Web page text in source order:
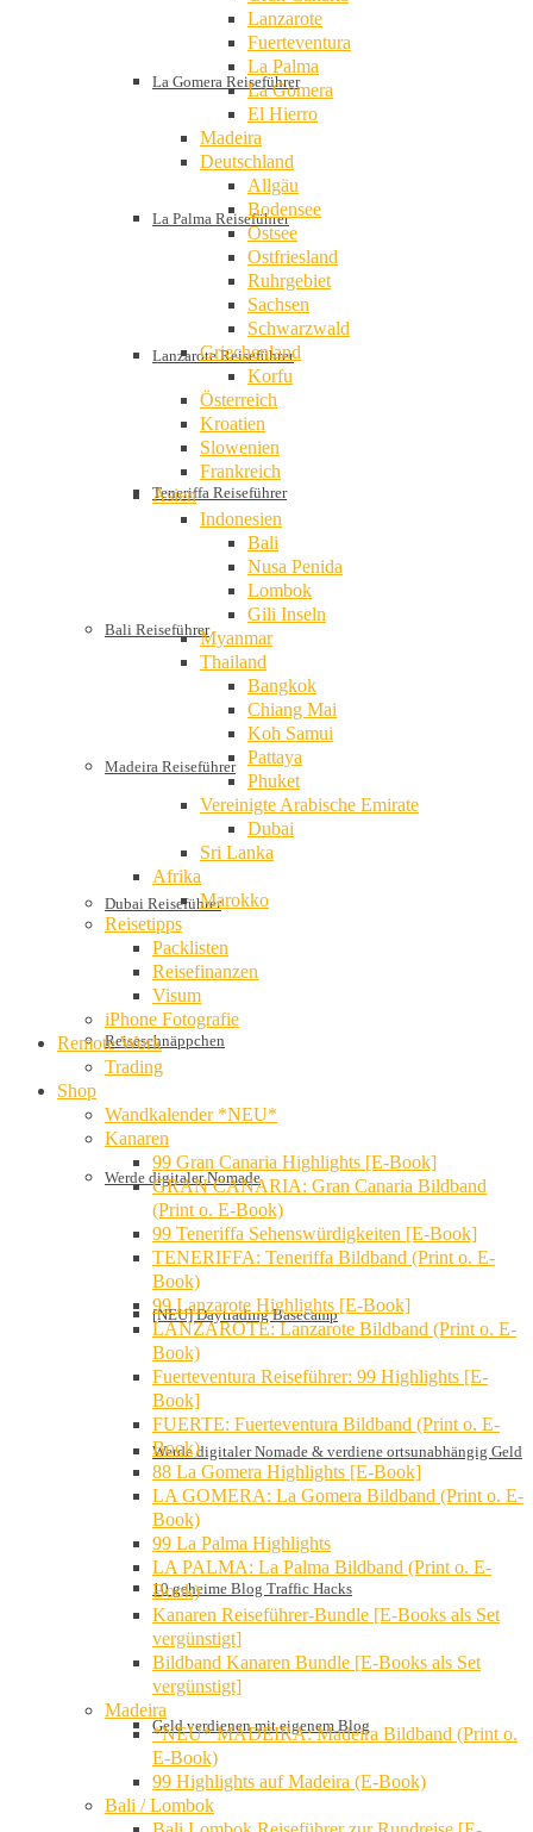
La Gomera Reiseführer
La Palma Reiseführer
Lanzarote Reiseführer
Teneriffa Reiseführer
Bali Reiseführer
Madeira Reiseführer
Dubai Reiseführer
Reiseschnäppchen
Werde digitaler Nomade
[NEU] Daytrading Basecamp
Werde digitaler Nomade & verdiene ortsunabhängig Geld
10 geheime Blog Traffic Hacks
Geld verdienen mit eigenem Blog
Lanzarote
Fuerteventura
La Palma
La Gomera
El Hierro
Madeira
Deutschland
Allgäu
Bodensee
Ostsee
Ostfriesland
Ruhrgebiet
Sachsen
Schwarzwald
Griechenland
Korfu
Österreich
Kroatien
Slowenien
Frankreich
Asien
Indonesien
Bali
Nusa Penida
Lombok
Gili Inseln
Myanmar
Thailand
Bangkok
Chiang Mai
Koh Samui
Pattaya
Phuket
Vereinigte Arabische Emirate
Dubai
Sri Lanka
Afrika
Marokko
Reisetipps
Packlisten
Reisefinanzen
Visum
iPhone Fotografie
Remote Work
Trading
Shop
Wandkalender *NEU*
Kanaren
99 Gran Canaria Highlights [E-Book]
GRAN CANARIA: Gran Canaria Bildband
(Print o. E-Book)
99 Teneriffa Sehenswürdigkeiten [E-Book]
TENERIFFA: Teneriffa Bildband (Print o. E-
Book)
99 Lanzarote Highlights [E-Book]
LANZAROTE: Lanzarote Bildband (Print o. E-
Book)
Fuerteventura Reiseführer: 99 Highlights [E-
Book]
FUERTE: Fuerteventura Bildband (Print o. E-
Book)
88 La Gomera Highlights [E-Book]
LA GOMERA: La Gomera Bildband (Print o. E-
Book)
99 La Palma Highlights
LA PALMA: La Palma Bildband (Print o. E-
Book)
Kanaren Reiseführer-Bundle [E-Books als Set
vergünstigt]
Bildband Kanaren Bundle [E-Books als Set
vergünstigt]
Madeira
*NEU* MADEIRA: Madeira Bildband (Print o.
E-Book)
99 Highlights auf Madeira (E-Book)
Bali / Lombok